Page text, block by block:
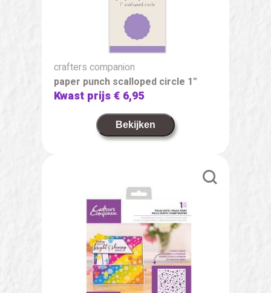
crafters companion
paper punch scalloped circle 1''
Kwast prijs€ 6,95
Bekijken